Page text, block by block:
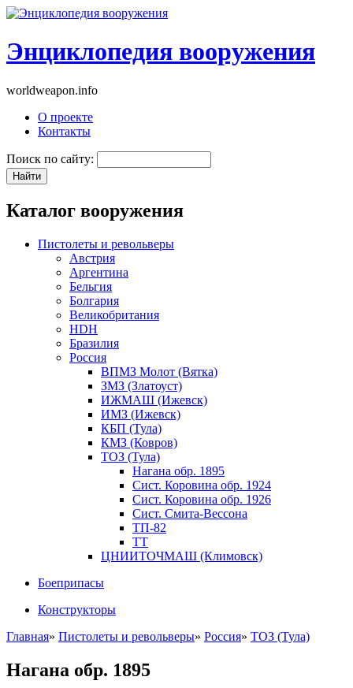
Энциклопедия вооружения
worldweapon.info
О проекте
Контакты
Поиск по сайту:
Каталог вооружения
Пистолеты и револьверы
Австрия
Аргентина
Бельгия
Болгария
Великобритания
HDH
Бразилия
Россия
ВПМЗ Молот (Вятка)
ЗМЗ (Златоуст)
ИЖМАШ (Ижевск)
ИМЗ (Ижевск)
КБП (Тула)
КМЗ (Ковров)
ТОЗ (Тула)
Нагана обр. 1895
Сист. Коровина обр. 1924
Сист. Коровина обр. 1926
Сист. Смита-Вессона
ТП-82
ТТ
ЦНИИТОЧМАШ (Климовск)
Боеприпасы
Конструкторы
Главная» Пистолеты и револьверы» Россия» ТОЗ (Тула)
Нагана обр. 1895